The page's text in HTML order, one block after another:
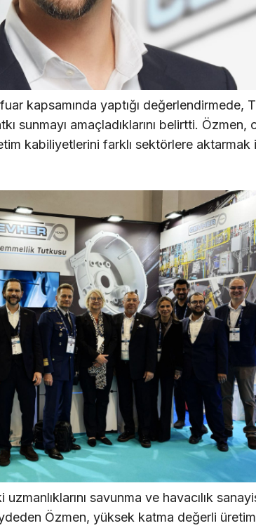
kapsamında yaptığı değerlendirmede,
sunmayı amaçladıklarını belirtti. Özmen,
kabiliyetlerini farklı sektörlere aktarmak
savunma ve havacılık
Özmen, yüksek katma değerli üretim